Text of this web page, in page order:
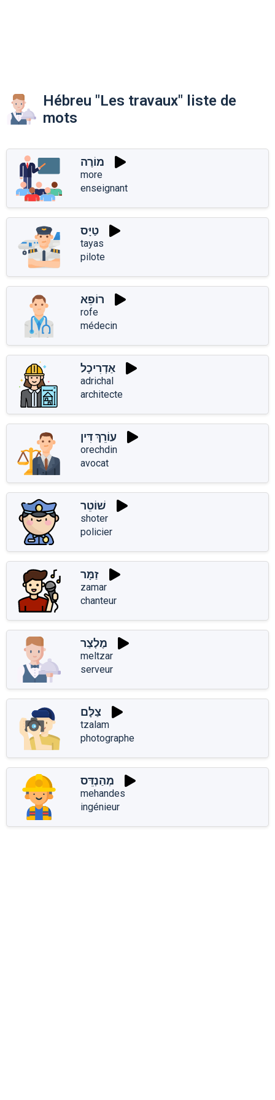
Hébreu "Les travaux" liste de
mots
מוֹרֶה
more
enseignant
טַיָּס
tayas
pilote
רוֹפֵא
rofe
médecin
אַדְרִיכָל
adrichal
architecte
עוֹרֵךְ דִּין
orechdin
avocat
שׁוֹטֵר
shoter
policier
זַמָּר
zamar
chanteur
מֶלְצַר
meltzar
serveur
צַלָּם
tzalam
photographe
מְהַנְדֵּס
mehandes
ingénieur